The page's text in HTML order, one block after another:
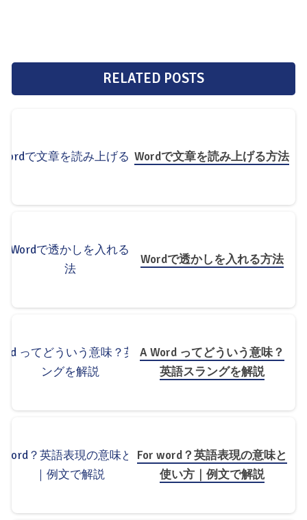
RELATED POSTS
A Word ってどういう意味？
For word？英語表現の意味と